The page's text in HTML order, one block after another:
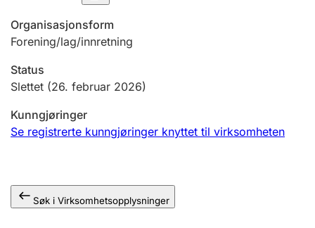
Tinglysing
Jeger
Offentlig sektor
Organisasjonsform
Forening/lag/innretning
Status
Slettet (26. februar 2026)
Kunngjøringer
Se registrerte kunngjøringer knyttet til virksomheten
Søk i Virksomhetsopplysninger